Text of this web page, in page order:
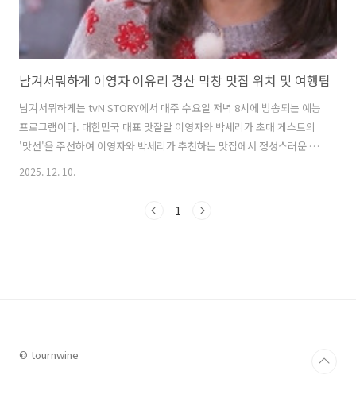
남겨서뭐하게 이영자 이유리 경산 막창 맛집 위치 및 여행팁
남겨서뭐하게는 tvN STORY에서 매주 수요일 저녁 8시에 방송되는 예능
프로그램이다. 대한민국 대표 맛잘알 이영자와 박세리가 초대 게스트의
'맛선'을 주선하여 이영자와 박세리가 추천하는 맛집에서 정성스러운 한
끼를 즐기고 진솔한 이야기를 나누며 시청자의 사랑을 받고 있다. 이번
세리, 김숙의 소개로 30년 전통의 막창 맛집을 방문하며 시청자들의 관
2025. 12. 10.
1
© tournwine